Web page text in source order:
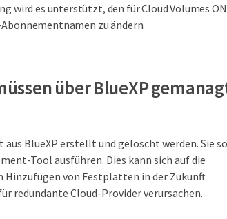
wird es unterstützt, den für Cloud Volumes
zu ändern.
über BlueXP
BlueXP erstellt und gelöscht werden. Sie
Tool ausführen. Dies kann sich auf die
von Festplatten in der Zukunft
redundante Cloud-Provider verursachen.